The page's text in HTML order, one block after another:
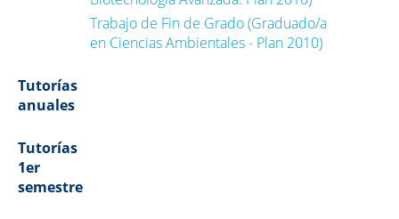
Trabajo de Fin de Grado (Graduado/a
en Ciencias Ambientales - Plan 2010)
Tutorías
anuales
Tutorías
1er
semestre